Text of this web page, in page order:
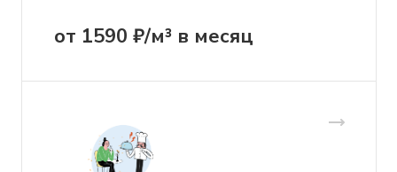
от 1590 ₽/м³ в месяц